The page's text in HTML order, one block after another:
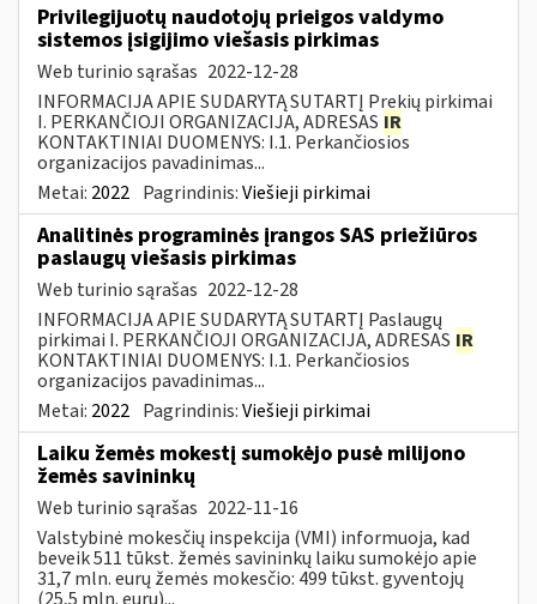
Privilegijuotų naudotojų prieigos valdymo
sistemos įsigijimo viešasis pirkimas
Web turinio sąrašas 2022-12-28
INFORMACIJA APIE SUDARYTĄ SUTARTĮ Prekių pirkimai
I. PERKANČIOJI ORGANIZACIJA, ADRESAS IR
KONTAKTINIAI DUOMENYS: I.1. Perkančiosios
organizacijos pavadinimas...
Metai: 2022 Pagrindinis:Viešieji pirkimai
Analitinės programinės įrangos SAS priežiūros
paslaugų viešasis pirkimas
Web turinio sąrašas 2022-12-28
INFORMACIJA APIE SUDARYTĄ SUTARTĮ Paslaugų
pirkimai I. PERKANČIOJI ORGANIZACIJA, ADRESAS IR
KONTAKTINIAI DUOMENYS: I.1. Perkančiosios
organizacijos pavadinimas...
Metai: 2022 Pagrindinis:Viešieji pirkimai
Laiku žemės mokestį sumokėjo pusė milijono
žemės savininkų
Web turinio sąrašas 2022-11-16
Valstybinė mokesčių inspekcija (VMI) informuoja, kad
beveik 511 tūkst. žemės savininkų laiku sumokėjo apie
31,7 mln. eurų žemės mokesčio: 499 tūkst. gyventojų
(25,5 mln. eurų)...